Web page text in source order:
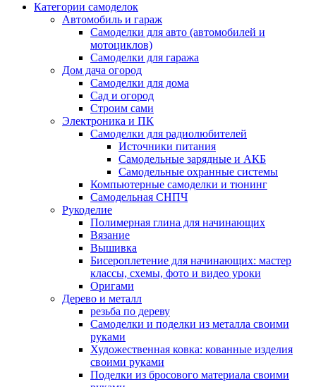
Категории самоделок
Автомобиль и гараж
Самоделки для авто (автомобилей и
мотоциклов)
Самоделки для гаража
Дом дача огород
Самоделки для дома
Сад и огород
Строим сами
Электроника и ПК
Самоделки для радиолюбителей
Источники питания
Самодельные зарядные и АКБ
Самодельные охранные системы
Компьютерные самоделки и тюнинг
Самодельная СНПЧ
Рукоделие
Полимерная глина для начинающих
Вязание
Вышивка
Бисероплетение для начинающих: мастер
классы, схемы, фото и видео уроки
Оригами
Дерево и металл
резьба по дереву
Самоделки и поделки из металла своими
руками
Художественная ковка: кованные изделия
своими руками
Поделки из бросового материала своими